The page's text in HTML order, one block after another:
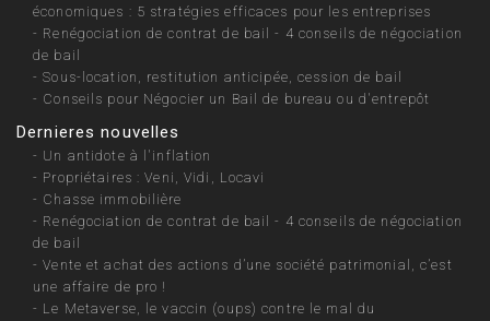
économiques : 5 stratégies efficaces pour les entreprises
- Renégociation de contrat de bail - 4 conseils de négociation
de bail
-Sous-location, restitution anticipée, cession de bail
- Conseils pour Négocier un Bail de bureau ou d'entrepôt
Dernieres nouvelles
- Un antidote à l'inflation
- Propriétaires : Veni, Vidi, Locavi
- Chasse immobilière
- Renégociation de contrat de bail - 4 conseils de négociation
de bail
-Vente et achat des actions d’une société patrimonial, c’est
une affaire de pro !
- Le Metaverse, le vaccin (oups) contre le mal du